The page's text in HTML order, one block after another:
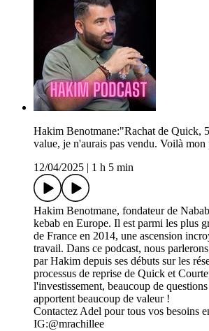
Hakim Benotmane:"Rachat de Quick,
value, je n'aurais pas vendu. Voilà mon
12/04/2025
1 h 5 min
Hakim Benotmane, fondateur de
kebab en Europe. Il est parmi les plus
de France en 2014, une ascension
travail. Dans ce podcast, nous
par Hakim depuis ses débuts sur les
processus de reprise de Quick et
l'investissement, beaucoup de
apportent beaucoup de valeur !
Contactez Adel pour tous vos besoins
IG:@mrachillee